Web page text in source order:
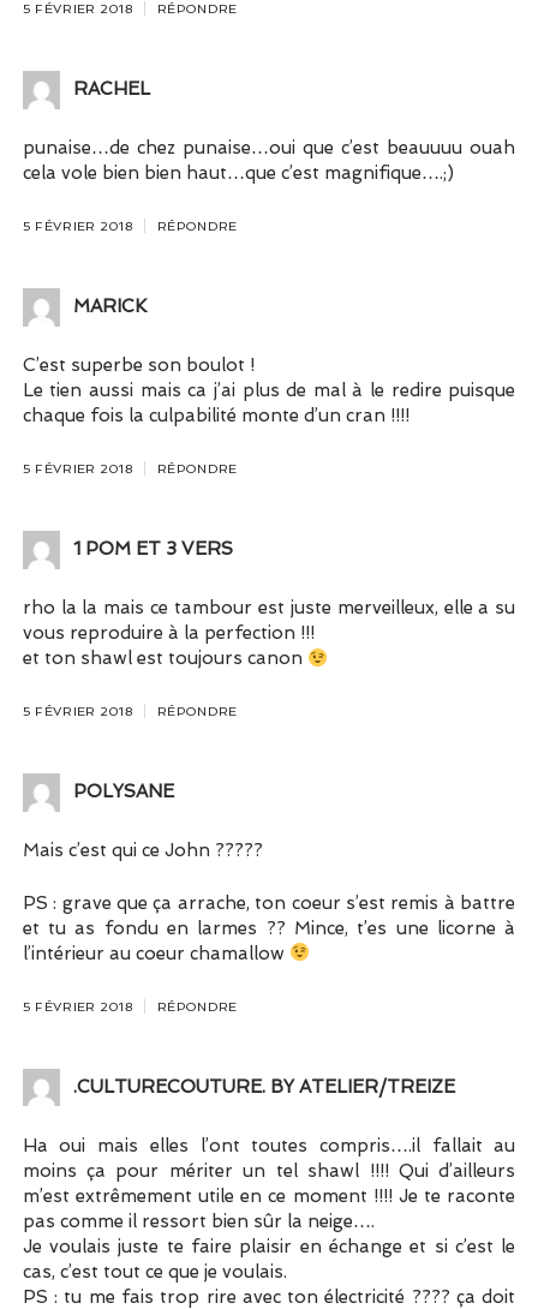
5 FÉVRIER 2018 RÉPONDRE
RACHEL
punaise…de chez punaise…oui que c’est beauuuu ouah
cela vole bien bien haut…que c’est magnifique….;)
5 FÉVRIER 2018 RÉPONDRE
MARICK
C’est superbe son boulot !
Le tien aussi mais ca j’ai plus de mal à le redire puisque
chaque fois la culpabilité monte d’un cran !!!!
5 FÉVRIER 2018 RÉPONDRE
1 POM ET 3 VERS
rho la la mais ce tambour est juste merveilleux, elle a su
vous reproduire à la perfection !!!
et ton shawl est toujours canon
5 FÉVRIER 2018 RÉPONDRE
POLYSANE
Mais c’est qui ce John ?????
PS : grave que ça arrache, ton coeur s’est remis à battre
et tu as fondu en larmes ?? Mince, t’es une licorne à
l’intérieur au coeur chamallow
5 FÉVRIER 2018 RÉPONDRE
.CULTURECOUTURE. BY ATELIER/TREIZE
Ha oui mais elles l’ont toutes compris….il fallait au
moins ça pour mériter un tel shawl !!!! Qui d’ailleurs
m’est extrêmement utile en ce moment !!!! Je te raconte
pas comme il ressort bien sûr la neige….
Je voulais juste te faire plaisir en échange et si c’est le
cas, c’est tout ce que je voulais.
PS : tu me fais trop rire avec ton électricité ???? ça doit